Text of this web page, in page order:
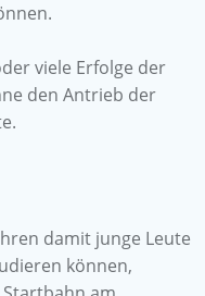
viele Erfolge der
den Antrieb der
damit junge Leute
können,